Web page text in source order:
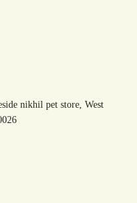
nikhil pet store, West